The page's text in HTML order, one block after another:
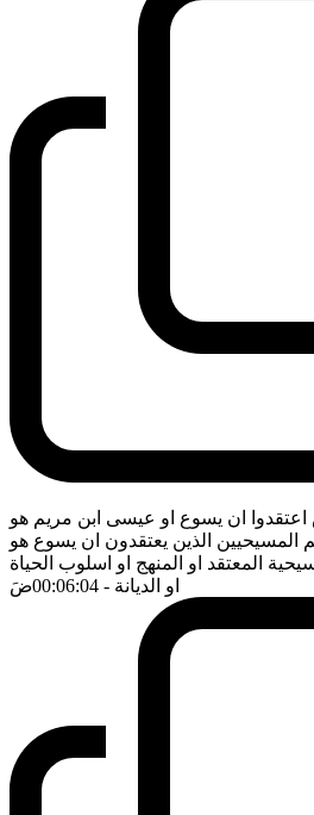
اعتقدوا ان يسوع او عيسى ابن مريم هو
المسيحيين الذين يعتقدون ان يسوع هو
المعتقد او المنهج او اسلوب الحياة
او الديانة - 00:06:04 ضَ